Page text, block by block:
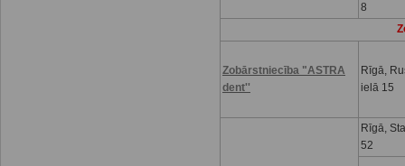
8
Zobārstniecība "ASTRA
dent''
Rīgā,
ielā 15
Rīgā,
52